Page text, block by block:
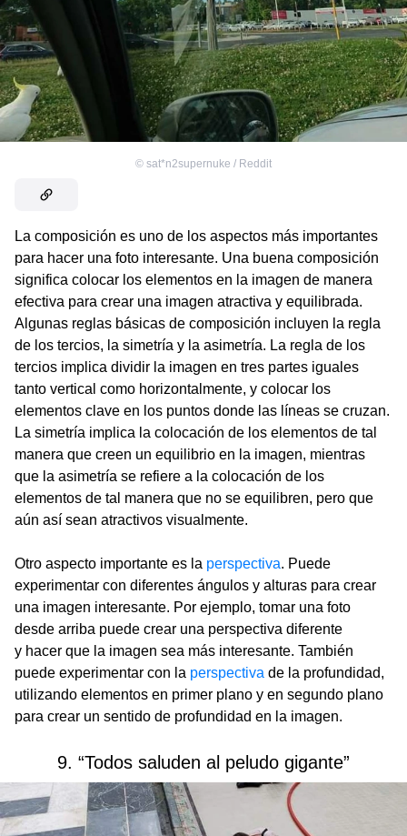
© sat*n2supernuke / Reddit
La composición es uno de los aspectos más importantes
para hacer una foto interesante. Una buena composición
significa colocar los elementos en la imagen de manera
efectiva para crear una imagen atractiva y equilibrada.
Algunas reglas básicas de composición incluyen la regla
de los tercios, la simetría y la asimetría. La regla de los
tercios implica dividir la imagen en tres partes iguales
tanto vertical como horizontalmente, y colocar los
elementos clave en los puntos donde las líneas se cruzan.
La simetría implica la colocación de los elementos de tal
manera que creen un equilibrio en la imagen, mientras
que la asimetría se refiere a la colocación de los
elementos de tal manera que no se equilibren, pero que
aún así sean atractivos visualmente.
Otro aspecto importante es la perspectiva. Puede
experimentar con diferentes ángulos y alturas para crear
una imagen interesante. Por ejemplo, tomar una foto
desde arriba puede crear una perspectiva diferente
y hacer que la imagen sea más interesante. También
puede experimentar con la perspectiva de la profundidad,
utilizando elementos en primer plano y en segundo plano
para crear un sentido de profundidad en la imagen.
9. “Todos saluden al peludo gigante”